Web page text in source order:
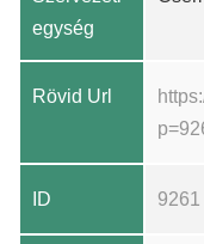
egység
Rövid Url
ID 9261